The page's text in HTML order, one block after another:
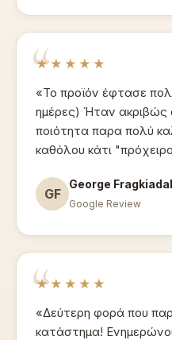
★★★★★
«Το προϊόν έφτασε
ημέρες) Ήταν
ποιότητα παρα πολύ
καθόλου κάτι
GF
George
Google Review
★★★★★
«Δεύτερη φορά που
κατάστημα!